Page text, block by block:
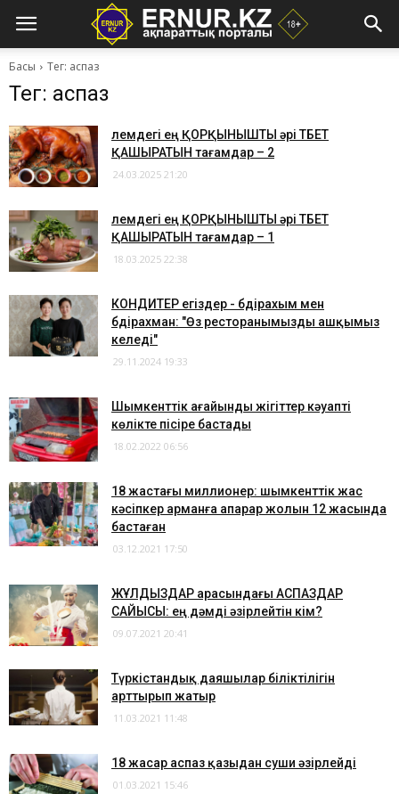
Басы Тег: аспаз
Тег: аспаз
Әлемдегі ең ҚОРҚЫНЫШТЫ әрі ТӘБЕТ
ҚАШЫРАТЫН тағамдар – 2
24.03.2025 21:20
​Әлемдегі ең ҚОРҚЫНЫШТЫ әрі ТӘБЕТ
ҚАШЫРАТЫН тағамдар – 1
18.03.2025 22:38
КОНДИТЕР егіздер - Әбдірахым мен
Әбдірахман: "Өз ресторанымызды ашқымыз
келеді"
29.11.2024 19:33
Шымкенттік ағайынды жігіттер кәуапті
көлікте пісіре бастады
18.02.2022 06:56
18 жастағы миллионер: шымкенттік жас
кәсіпкер арманға апарар жолын 12 жасында
бастаған
03.12.2021 17:50
​ЖҰЛДЫЗДАР арасындағы АСПАЗДАР
САЙЫСЫ: ең дәмді әзірлейтін кім?
09.07.2021 20:41
Түркістандық даяшылар біліктілігін
арттырып жатыр
11.03.2021 11:48
18 жасар аспаз қазыдан суши әзірлейді
01.03.2021 15:46